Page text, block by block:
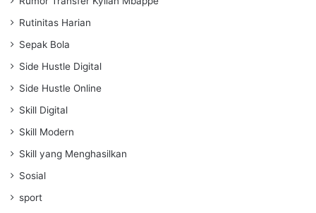
Rutinitas Harian
Sepak Bola
Side Hustle Digital
Side Hustle Online
Skill Digital
Skill Modern
Skill yang Menghasilkan
Sosial
sport